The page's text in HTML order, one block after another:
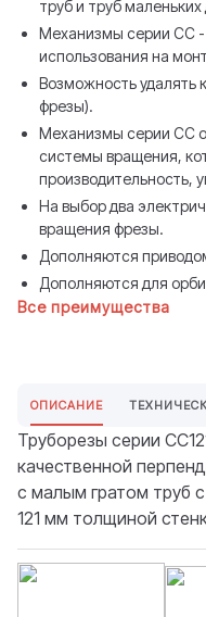
труб и труб
Механизмы серии СС -
использования на
Возможность удалять
фрезы).
Механизмы серии СС
системы вращения,
производительность,
На выбор два
вращения фрезы.
Дополняются
Дополняются для
Все преимущества
ОПИСАНИЕ
Труборезы серии
качественной
с малым гратом труб
121 мм толщиной